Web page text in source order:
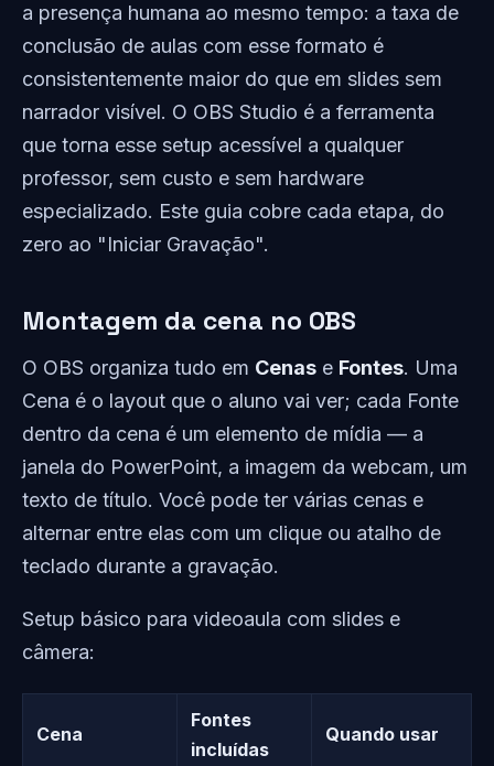
a presença humana ao mesmo tempo: a taxa de
conclusão de aulas com esse formato é
consistentemente maior do que em slides sem
narrador visível. O OBS Studio é a ferramenta
que torna esse setup acessível a qualquer
professor, sem custo e sem hardware
especializado. Este guia cobre cada etapa, do
zero ao "Iniciar Gravação".
Montagem da cena no OBS
O OBS organiza tudo em Cenas e Fontes. Uma
Cena é o layout que o aluno vai ver; cada Fonte
dentro da cena é um elemento de mídia — a
janela do PowerPoint, a imagem da webcam, um
texto de título. Você pode ter várias cenas e
alternar entre elas com um clique ou atalho de
teclado durante a gravação.
Setup básico para videoaula com slides e
câmera:
Cena
Fontes
incluídas
Quando usar